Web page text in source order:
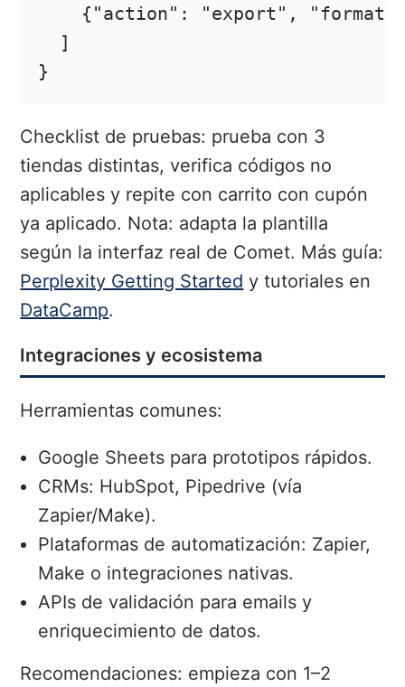
{"action": "export",
  ]
}
Checklist de pruebas: prueba con 3
tiendas distintas, verifica códigos no
aplicables y repite con carrito con cupón
ya aplicado. Nota: adapta la plantilla
según la interfaz real de Comet. Más guía:
Perplexity Getting Started y tutoriales en
DataCamp.
Integraciones y ecosistema
Herramientas comunes:
Google Sheets para prototipos rápidos.
CRMs: HubSpot, Pipedrive (vía
Zapier/Make).
Plataformas de automatización: Zapier,
Make o integraciones nativas.
APIs de validación para emails y
enriquecimiento de datos.
Recomendaciones: empieza con 1–2